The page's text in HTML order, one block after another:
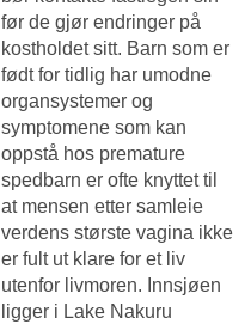
før de gjør endringer på
kostholdet sitt. Barn som er
født for tidlig har umodne
organsystemer og
symptomene som kan
oppstå hos premature
spedbarn er ofte knyttet til
at mensen etter samleie
verdens største vagina ikke
er fult ut klare for et liv
utenfor livmoren. Innsjøen
ligger i Lake Nakuru